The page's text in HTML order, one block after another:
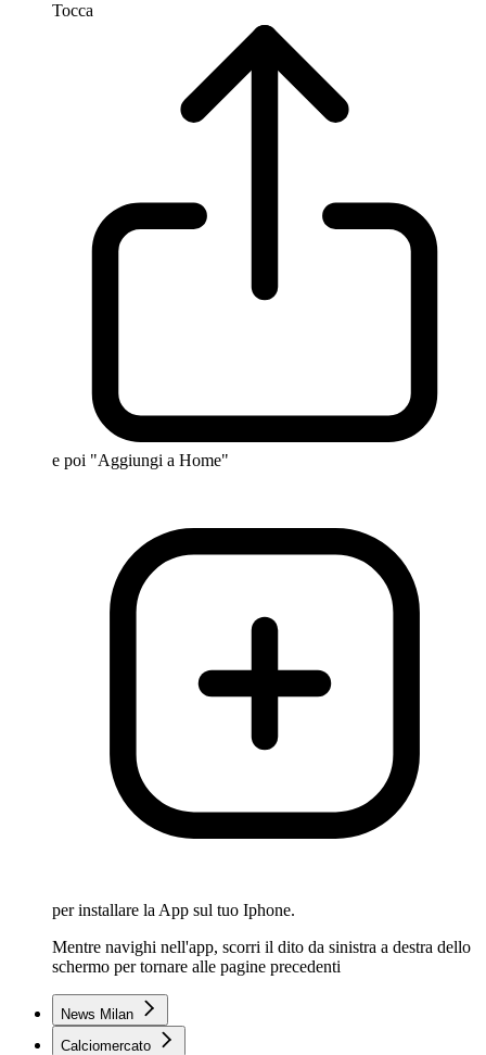
Tocca
e poi "Aggiungi a Home"
per installare la App sul tuo Iphone.
Mentre navighi nell'app, scorri il dito da sinistra a destra dello
schermo per tornare alle pagine precedenti
News Milan
Calciomercato